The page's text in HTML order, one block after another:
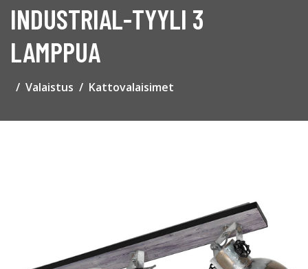
INDUSTRIAL-TYYLI 3
LAMPPUA
Valaistus Kattovalaisimet